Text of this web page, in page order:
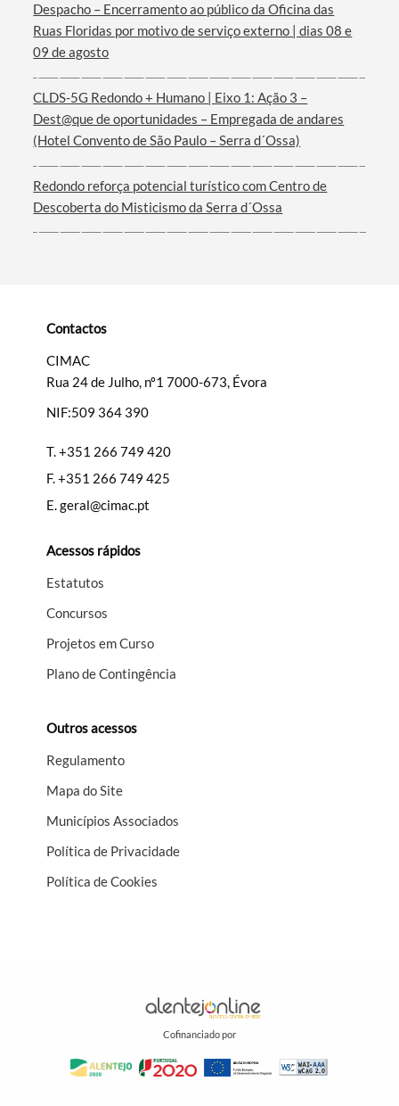
Filtros
Despacho – Encerramento ao público da Oficina das
Ruas Floridas por motivo de serviço externo | dias 08 e
09 de agosto
CLDS-5G Redondo + Humano | Eixo 1: Ação 3 –
Dest@que de oportunidades – Empregada de andares
(Hotel Convento de São Paulo – Serra d´Ossa)
Redondo reforça potencial turístico com Centro de
Descoberta do Misticismo da Serra d´Ossa
Contactos
CIMAC
Rua 24 de Julho, nº1 7000-673, Évora
NIF:509 364 390
T.+351 266 749 420
F.+351 266 749 425
E.geral@cimac.pt
Acessos rápidos
Estatutos
Concursos
Projetos em Curso
Plano de Contingência
Outros acessos
Regulamento
Mapa do Site
Municípios Associados
Política de Privacidade
Política de Cookies
Cofinanciado por